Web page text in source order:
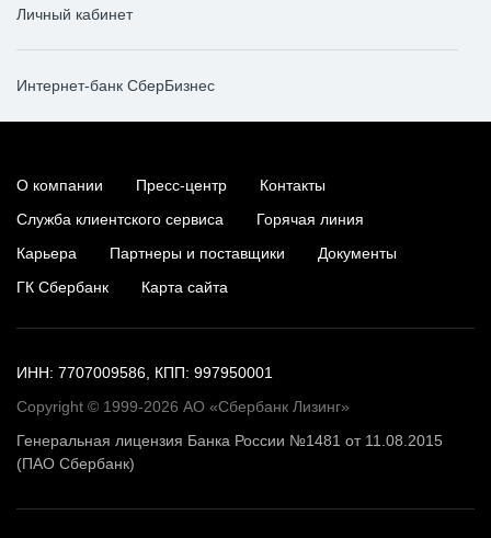
Личный кабинет
Интернет-банк СберБизнес
О компании Пресс-центр
Контакты
Служба клиентского сервиса
Горячая линия
Карьера
Партнеры и поставщики
Документы
ГК Сбербанк
Карта сайта
ИНН: 7707009586, КПП: 997950001
Copyright © 1999-2026 АО «Сбербанк Лизинг»
Генеральная лицензия Банка России №1481 от 11.08.2015
(ПАО Сбербанк)